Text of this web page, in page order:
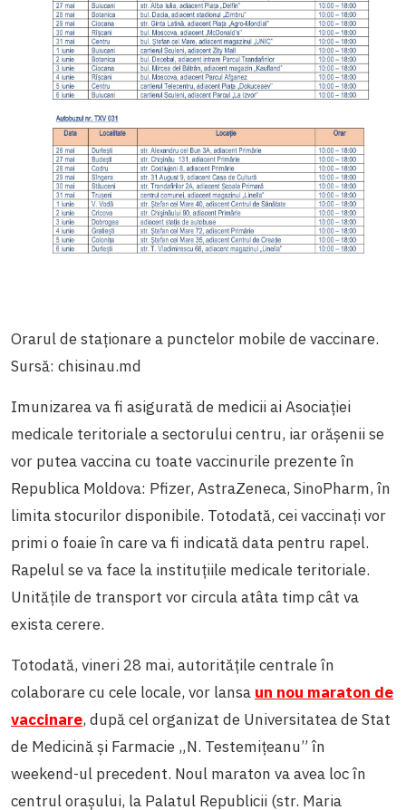
Orarul de staționare a punctelor mobile de vaccinare.
Sursă: chisinau.md
Imunizarea va fi asigurată de medicii ai Asociației
medicale teritoriale a sectorului centru, iar orășenii se
vor putea vaccina cu toate vaccinurile prezente în
Republica Moldova: Pfizer, AstraZeneca, SinoPharm, în
limita stocurilor disponibile. Totodată, cei vaccinați vor
primi o foaie în care va fi indicată data pentru rapel.
Rapelul se va face la instituțiile medicale teritoriale.
Unitățile de transport vor circula atâta timp cât va
exista cerere.
Totodată, vineri 28 mai, autoritățile centrale în
colaborare cu cele locale, vor lansa un nou maraton de
vaccinare, după cel organizat de Universitatea de Stat
de Medicină și Farmacie „N. Testemițeanu” în
weekend-ul precedent. Noul maraton va avea loc în
centrul orașului, la Palatul Republicii (str. Maria